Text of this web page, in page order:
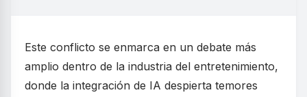
Este conflicto se enmarca en un debate más
amplio dentro de la industria del entretenimiento,
donde la integración de IA despierta temores